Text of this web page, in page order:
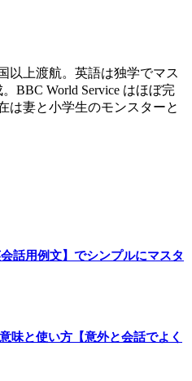
以上渡航。英語は独学でマス
BBC World Service はほぼ完
は妻と小学生のモンスターと
話用例文】でシンプルにマスタ
味と使い方【意外と会話でよく